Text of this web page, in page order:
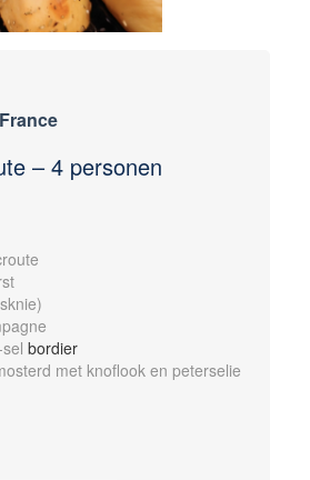
– 4 personen
bordier
met knoflook en peterselie